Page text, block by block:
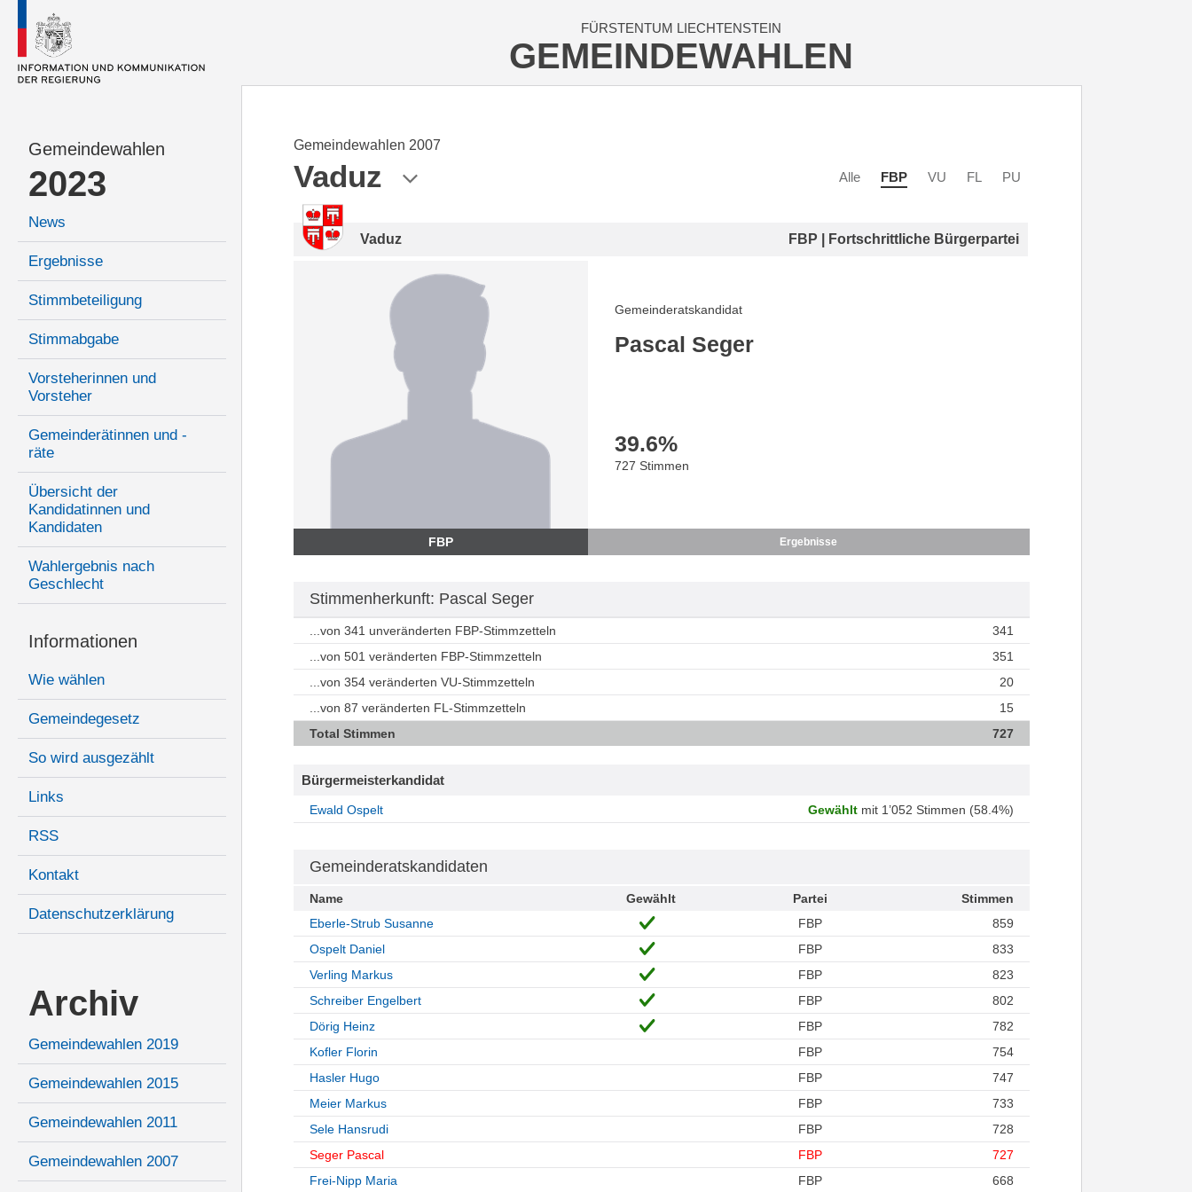
FÜRSTENTUM LIECHTENSTEIN
GEMEINDEWAHLEN
Gemeindewahlen
2023
News
Ergebnisse
Stimmbeteiligung
Stimmabgabe
Vorsteherinnen und
Vorsteher
Gemeinderätinnen und -
räte
Übersicht der
Kandidatinnen und
Kandidaten
Wahlergebnis nach
Geschlecht
Informationen
Wie wählen
Gemeindegesetz
So wird ausgezählt
Links
RSS
Kontakt
Datenschutzerklärung
Archiv
Gemeindewahlen 2019
Gemeindewahlen 2015
Gemeindewahlen 2011
Gemeindewahlen 2007
Gemeindewahlen 2007
Vaduz Alle FBP VU FL PU
Vaduz FBP | Fortschrittliche Bürgerpartei
FBP
Gemeinderatskandidat
Pascal Seger
39.6%
727 Stimmen
Ergebnisse
Stimmenherkunft: Pascal Seger
...von 341 unveränderten FBP-Stimmzetteln
341
...von 501 veränderten FBP-Stimmzetteln
351
...von 354 veränderten VU-Stimmzetteln
20
...von 87 veränderten FL-Stimmzetteln
15
Total Stimmen
727
Bürgermeisterkandidat
Ewald Ospelt Gewähltmit 1’052 Stimmen (58.4%)
Gemeinderatskandidaten
Name Gewählt Partei
Stimmen
Eberle-Strub Susanne
FBP
859
Ospelt Daniel
FBP
833
Verling Markus
FBP
823
Schreiber Engelbert
FBP
802
Dörig Heinz
FBP
782
Kofler Florin
FBP
754
Hasler Hugo
FBP
747
Meier Markus
FBP
733
Sele Hansrudi
FBP
728
Seger Pascal
FBP
727
Frei-Nipp Maria
FBP 668